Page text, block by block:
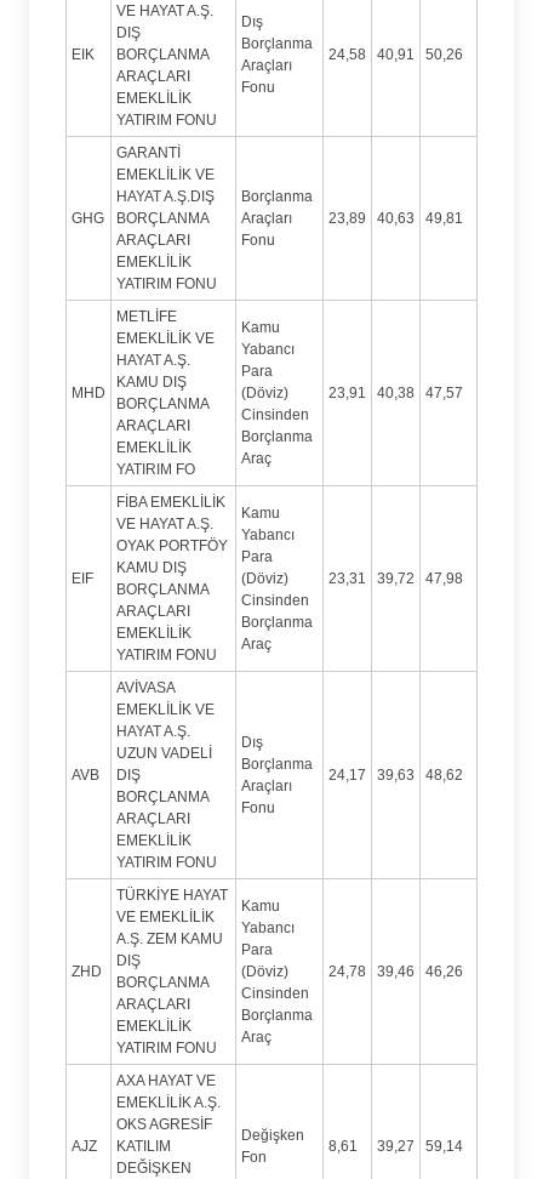
EIK
VE HAYAT A.Ş.
DIŞ
BORÇLANMA
ARAÇLARI
EMEKLİLİK
YATIRIM FONU
Dış
Borçlanma
Araçları
Fonu
24,58 40,91 50,26
GHG
GARANTİ
EMEKLİLİK VE
HAYAT A.Ş.DIŞ
BORÇLANMA
ARAÇLARI
EMEKLİLİK
YATIRIM FONU
Borçlanma
Araçları
Fonu
23,89 40,63 49,81
MHD
METLİFE
EMEKLİLİK VE
HAYAT A.Ş.
KAMU DIŞ
BORÇLANMA
ARAÇLARI
EMEKLİLİK
YATIRIM FO
Kamu
Yabancı
Para
(Döviz)
Cinsinden
Borçlanma
Araç
23,91 40,38 47,57
EIF
FİBA EMEKLİLİK
VE HAYAT A.Ş.
OYAK PORTFÖY
KAMU DIŞ
BORÇLANMA
ARAÇLARI
EMEKLİLİK
YATIRIM FONU
Kamu
Yabancı
Para
(Döviz)
Cinsinden
Borçlanma
Araç
23,31 39,72 47,98
AVB
AVİVASA
EMEKLİLİK VE
HAYAT A.Ş.
UZUN VADELİ
DIŞ
BORÇLANMA
ARAÇLARI
EMEKLİLİK
YATIRIM FONU
Dış
Borçlanma
Araçları
Fonu
24,17 39,63 48,62
ZHD
TÜRKİYE HAYAT
VE EMEKLİLİK
A.Ş. ZEM KAMU
DIŞ
BORÇLANMA
ARAÇLARI
EMEKLİLİK
YATIRIM FONU
Kamu
Yabancı
Para
(Döviz)
Cinsinden
Borçlanma
Araç
24,78 39,46 46,26
AJZ
AXA HAYAT VE
EMEKLİLİK A.Ş.
OKS AGRESİF
KATILIM
DEĞİŞKEN
Değişken
Fon
8,61 39,27 59,14